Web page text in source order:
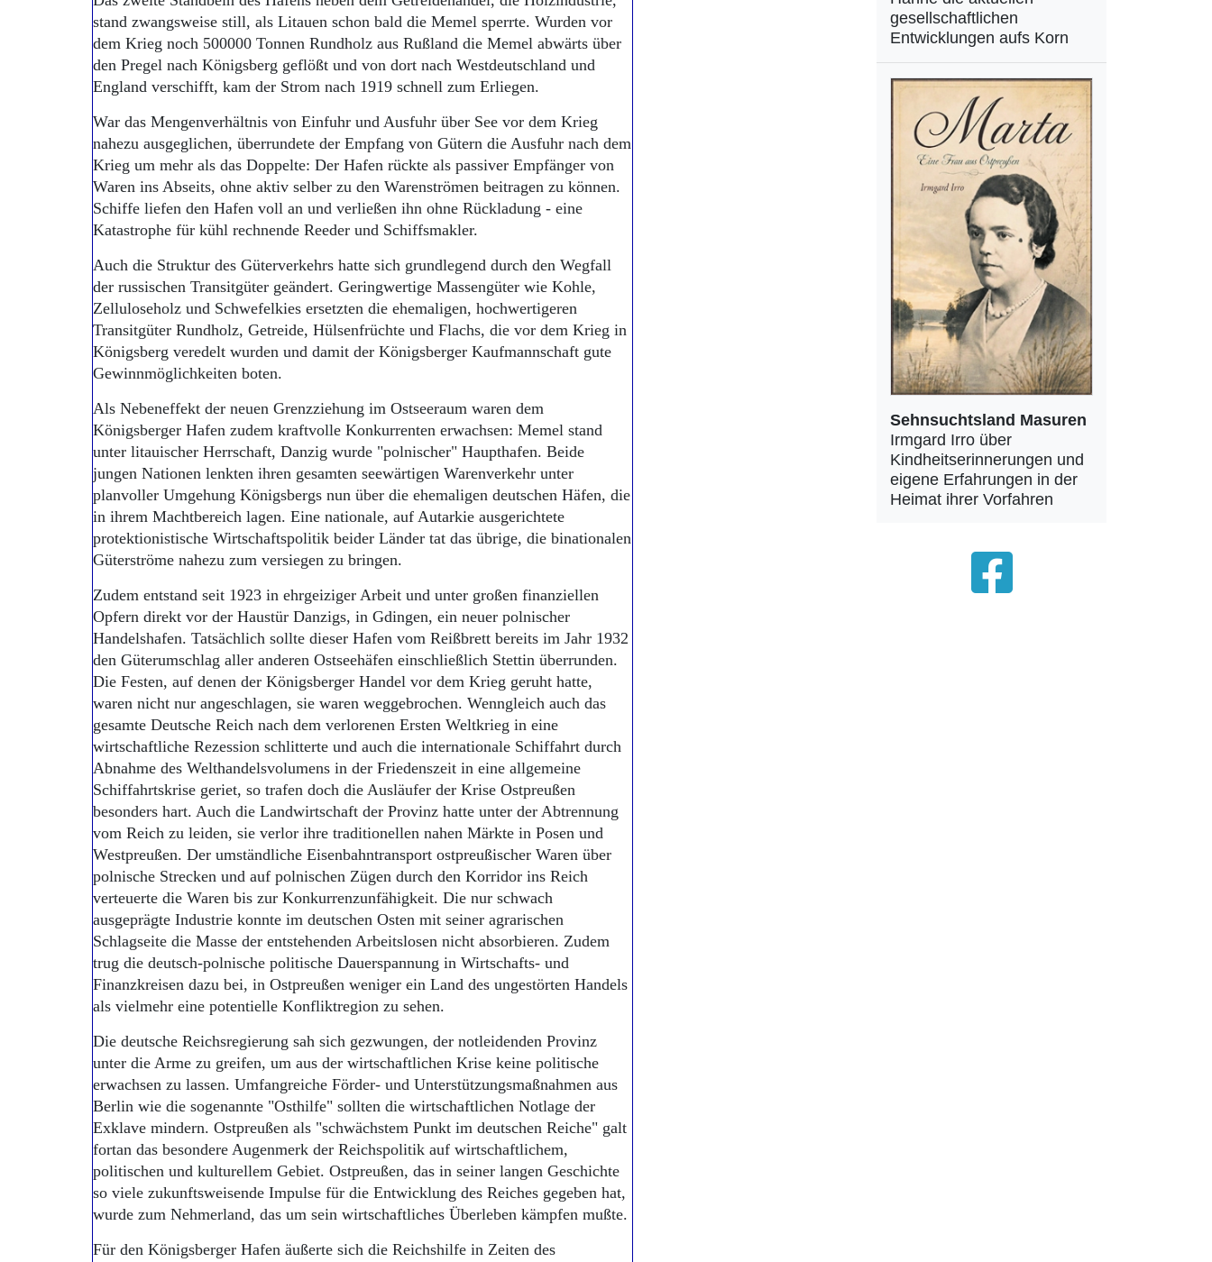
stand zwangsweise still, als Litauen schon bald die Memel sperrte. Wurden vor
dem Krieg noch 500000 Tonnen Rundholz aus Rußland die Memel abwärts über
den Pregel nach Königsberg geflößt und von dort nach Westdeutschland und
England verschifft, kam der Strom nach 1919 schnell zum Erliegen.
War das Mengenverhältnis von Einfuhr und Ausfuhr über See vor dem Krieg
nahezu ausgeglichen, überrundete der Empfang von Gütern die Ausfuhr nach dem
Krieg um mehr als das Doppelte: Der Hafen rückte als passiver Empfänger von
Waren ins Abseits, ohne aktiv selber zu den Warenströmen beitragen zu können.
Schiffe liefen den Hafen voll an und verließen ihn ohne Rückladung - eine
Katastrophe für kühl rechnende Reeder und Schiffsmakler.
Auch die Struktur des Güterverkehrs hatte sich grundlegend durch den Wegfall
der russischen Transitgüter geändert. Geringwertige Massengüter wie Kohle,
Zelluloseholz und Schwefelkies ersetzten die ehemaligen, hochwertigeren
Transitgüter Rundholz, Getreide, Hülsenfrüchte und Flachs, die vor dem Krieg in
Königsberg veredelt wurden und damit der Königsberger Kaufmannschaft gute
Gewinnmöglichkeiten boten.
Als Nebeneffekt der neuen Grenzziehung im Ostseeraum waren dem
Königsberger Hafen zudem kraftvolle Konkurrenten erwachsen: Memel stand
unter litauischer Herrschaft, Danzig wurde "polnischer" Haupthafen. Beide
jungen Nationen lenkten ihren gesamten seewärtigen Warenverkehr unter
planvoller Umgehung Königsbergs nun über die ehemaligen deutschen Häfen, die
in ihrem Machtbereich lagen. Eine nationale, auf Autarkie ausgerichtete
protektionistische Wirtschaftspolitik beider Länder tat das übrige, die binationalen
Güterströme nahezu zum versiegen zu bringen.
Zudem entstand seit 1923 in ehrgeiziger Arbeit und unter großen finanziellen
Opfern direkt vor der Haustür Danzigs, in Gdingen, ein neuer polnischer
Handelshafen. Tatsächlich sollte dieser Hafen vom Reißbrett bereits im Jahr 1932
den Güterumschlag aller anderen Ostseehäfen einschließlich Stettin überrunden.
Die Festen, auf denen der Königsberger Handel vor dem Krieg geruht hatte,
waren nicht nur angeschlagen, sie waren weggebrochen. Wenngleich auch das
gesamte Deutsche Reich nach dem verlorenen Ersten Weltkrieg in eine
wirtschaftliche Rezession schlitterte und auch die internationale Schiffahrt durch
Abnahme des Welthandelsvolumens in der Friedenszeit in eine allgemeine
Schiffahrtskrise geriet, so trafen doch die Ausläufer der Krise Ostpreußen
besonders hart. Auch die Landwirtschaft der Provinz hatte unter der Abtrennung
vom Reich zu leiden, sie verlor ihre traditionellen nahen Märkte in Posen und
Westpreußen. Der umständliche Eisenbahntransport ostpreußischer Waren über
polnische Strecken und auf polnischen Zügen durch den Korridor ins Reich
verteuerte die Waren bis zur Konkurrenzunfähigkeit. Die nur schwach
ausgeprägte Industrie konnte im deutschen Osten mit seiner agrarischen
Schlagseite die Masse der entstehenden Arbeitslosen nicht absorbieren. Zudem
trug die deutsch-polnische politische Dauerspannung in Wirtschafts- und
Finanzkreisen dazu bei, in Ostpreußen weniger ein Land des ungestörten Handels
als vielmehr eine potentielle Konfliktregion zu sehen.
Die deutsche Reichsregierung sah sich gezwungen, der notleidenden Provinz
unter die Arme zu greifen, um aus der wirtschaftlichen Krise keine politische
erwachsen zu lassen. Umfangreiche Förder- und Unterstützungsmaßnahmen aus
Berlin wie die sogenannte "Osthilfe" sollten die wirtschaftlichen Notlage der
Exklave mindern. Ostpreußen als "schwächstem Punkt im deutschen Reiche" galt
fortan das besondere Augenmerk der Reichspolitik auf wirtschaftlichem,
politischen und kulturellem Gebiet. Ostpreußen, das in seiner langen Geschichte
so viele zukunftsweisende Impulse für die Entwicklung des Reiches gegeben hat,
wurde zum Nehmerland, das um sein wirtschaftliches Überleben kämpfen mußte.
Für den Königsberger Hafen äußerte sich die Reichshilfe in Zeiten des
gesellschaftlichen
Entwicklungen aufs Korn
Sehnsuchtsland Masuren
Irmgard Irro über
Kindheitserinnerungen und
eigene Erfahrungen in der
Heimat ihrer Vorfahren